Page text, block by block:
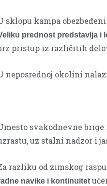
sklopu kampa obezbeđeni
prednost predstavlja i
pristup iz različitih
neposrednoj okolini
svakodnevne
uz stalni nadzor i
razliku od zimskog
navike i kontinuitet